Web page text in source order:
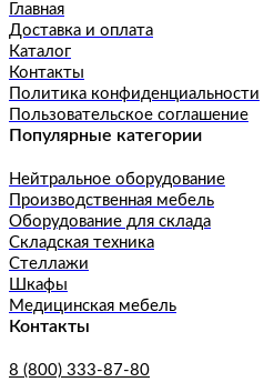
Главная
Доставка и оплата
Каталог
Контакты
Политика конфиденциальности
Пользовательское соглашение
Популярные категории
Нейтральное оборудование
Производственная мебель
Оборудование для склада
Складская техника
Стеллажи
Шкафы
Медицинская мебель
Контакты
8 (800) 333-87-80